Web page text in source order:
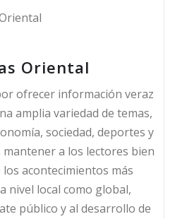
Oriental
ofrecer información veraz
amplia variedad de temas,
sociedad, deportes y
a los lectores bien
acontecimientos más
nivel local como global,
público y al desarrollo de